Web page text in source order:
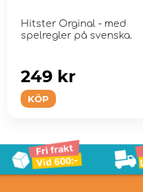
Hitster Orginal - med
spelregler på svenska.
KÖP
249 kr